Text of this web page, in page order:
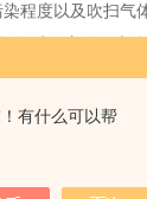
有什么可以帮
程度以及吹扫气
质不应使用本仪
，烫伤手和眼睛
压力表量程，防
专业人员进行